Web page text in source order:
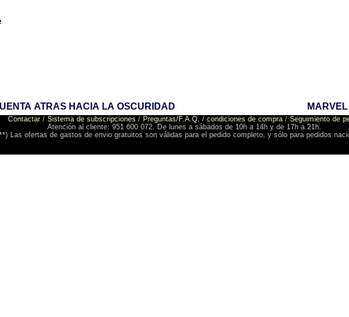
ATRAS HACIA LA OSCURIDAD
Contactar / Sistema de subscripciones / Preguntas/F.A.Q. / condiciones de compra / Seguimiento de
Atención al cliente: 951 600 072. De lunes a sábados de 10h a 14h y de 17h a 21h.
Las ofertas de gastos de envio gratuitos son válidas para el pedido completo, y sólo para pedidos